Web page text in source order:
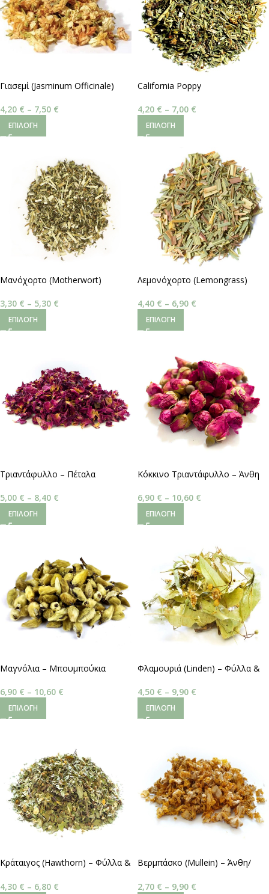
Γιασεμί (Jasminum Officinale)
4,20 € – 7,50 €
ΕΠΙΛΟΓΉ
California Poppy
4,20 € – 7,00 €
ΕΠΙΛΟΓΉ
Μανόχορτο (Motherwort)
3,30 € – 5,30 €
ΕΠΙΛΟΓΉ
Λεμονόχορτο (Lemongrass)
4,40 € – 6,90 €
ΕΠΙΛΟΓΉ
Τριαντάφυλλο – Πέταλα
5,00 € – 8,40 €
ΕΠΙΛΟΓΉ
Κόκκινο Τριαντάφυλλο – Άνθη
6,90 € – 10,60 €
ΕΠΙΛΟΓΉ
Μαγνόλια – Μπουμπούκια
6,90 € – 10,60 €
ΕΠΙΛΟΓΉ
Φλαμουριά (Linden) – Φύλλα &
4,50 € – 9,90 €
ΕΠΙΛΟΓΉ
Κράταιγος (Hawthorn) – Φύλλα &
4,30 € – 6,80 €
Βερμπάσκο (Mullein) – Άνθη/
2,70 € – 9,90 €